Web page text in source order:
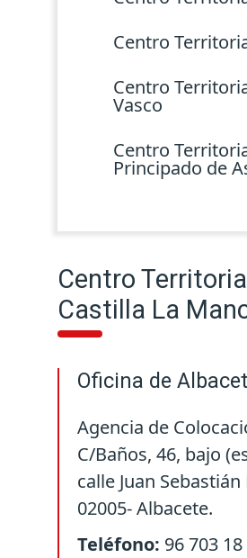
Centro
Centro
Vasco
Centro
Principado de
Centro
Castilla La
Oficina de
Agencia de
C/Baños, 46, bajo
calle Juan Sebastián
02005- Albacete.
Teléfono: 96 703